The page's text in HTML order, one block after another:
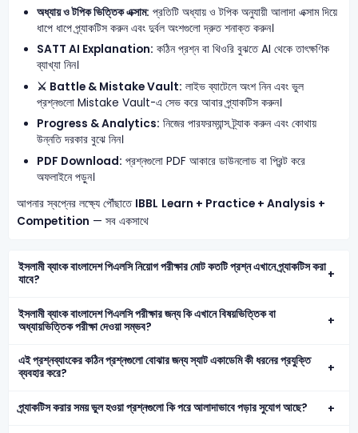
অধ্যায় ও টপিক ভিত্তিক এক্সাম: প্রতিটি অধ্যায় ও টপিক অনুযায়ী আলাদা এক্সাম দিয়ে
ধাপে ধাপে প্র্যাকটিস করুন এবং দুর্বল অংশগুলো দ্রুত শনাক্ত করুন।
SATT AI Explanation: কঠিন প্রশ্ন বা থিওরি বুঝতে AI থেকে তাৎক্ষণিক
ব্যাখ্যা নিন।
⚔️ Battle & Mistake Vault: লাইভ ব্যাটেলে অংশ নিন এবং ভুল
প্রশ্নগুলো Mistake Vault-এ সেভ করে আবার প্র্যাকটিস করুন।
Progress & Analytics: নিজের পারফরম্যান্স ট্র্যাক করুন এবং কোথায়
উন্নতি দরকার বুঝে নিন।
PDF Download: প্রশ্নগুলো PDF আকারে ডাউনলোড বা প্রিন্ট করে
অফলাইনে পড়ুন।
আপনার স্বপ্নের লক্ষ্যে পৌঁছাতে IBBL Learn + Practice + Analysis +
Competition — সব একসাথে
ইসলামী ব্যাংক বাংলাদেশ পিএলসি নিয়োগ পরীক্ষার মোট কতটি প্রশ্ন এখানে প্র্যাকটিস করা
যাবে?
ইসলামী ব্যাংক বাংলাদেশ পিএলসি পরীক্ষার জন্য কি এখানে বিষয়ভিত্তিক বা
অধ্যায়ভিত্তিক পরীক্ষা দেওয়া সম্ভব?
এই প্রশ্নব্যাংকের কঠিন প্রশ্নগুলো বোঝার জন্য স্যাট একাডেমি কী ধরনের প্রযুক্তি
ব্যবহার করে?
প্র্যাকটিস করার সময় ভুল হওয়া প্রশ্নগুলো কি পরে আলাদাভাবে পড়ার সুযোগ আছে?